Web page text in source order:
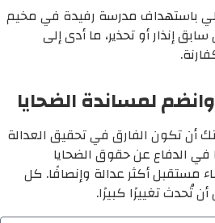
باستهداف مدرسة رفيدة في مخيم
إنذار أو تحذير، ما أدى إلى
وانضم لمساندة الضحايا
أن تكون الفارق في تحقيق العدالة
في الدفاع عن حقوق الضحايا
مستقبل أكثر عدالة وإنصافًا. كل
تُحدث تغييرًا كبيرًا.